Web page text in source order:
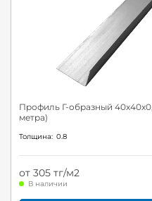
Профиль Г-образный
метра)
Толщина: 0.8
от 305 тг/м2
В наличии